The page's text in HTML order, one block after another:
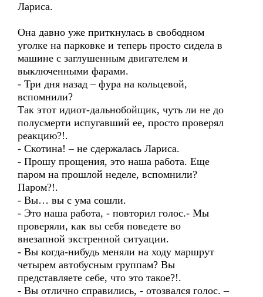
Лариса.
Она давно уже приткнулась в свободном
уголке на парковке и теперь просто сидела в
машине с заглушенным двигателем и
выключенными фарами.
- Три дня назад – фура на кольцевой,
вспомнили?
Так этот идиот-дальнобойщик, чуть ли не до
полусмерти испугавший ее, просто проверял
реакцию?!.
- Скотина! – не сдержалась Лариса.
- Прошу прощения, это наша работа. Еще
паром на прошлой неделе, вспомнили?
Паром?!.
- Вы… вы с ума сошли.
- Это наша работа, - повторил голос.- Мы
проверяли, как вы себя поведете во
внезапной экстренной ситуации.
- Вы когда-нибудь меняли на ходу маршрут
четырем автобусным группам? Вы
представляете себе, что это такое?!.
- Вы отлично справились, - отозвался голос. –